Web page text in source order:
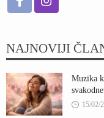
NAJNOVIJI
Muzika
15/02/